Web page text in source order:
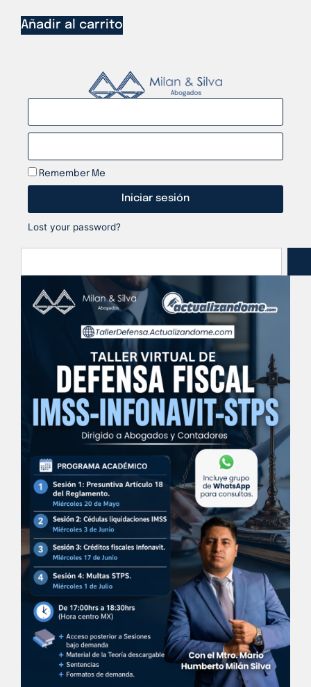
Añadir al carrito
Remember Me
Iniciar sesión
Lost your password?